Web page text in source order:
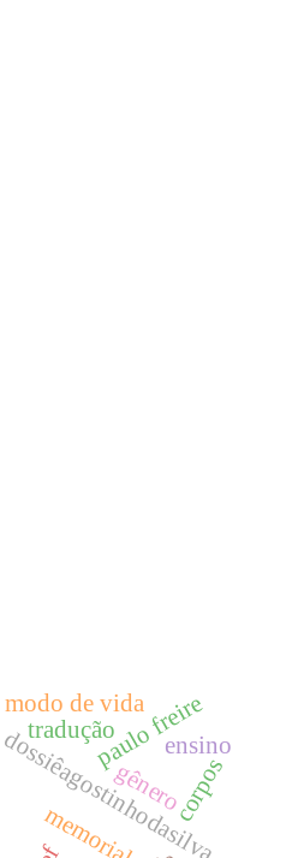
dossiêagostinhodasilva
tradução
memorial
corpos
modo de vidapaulo freire
gênero
ensino